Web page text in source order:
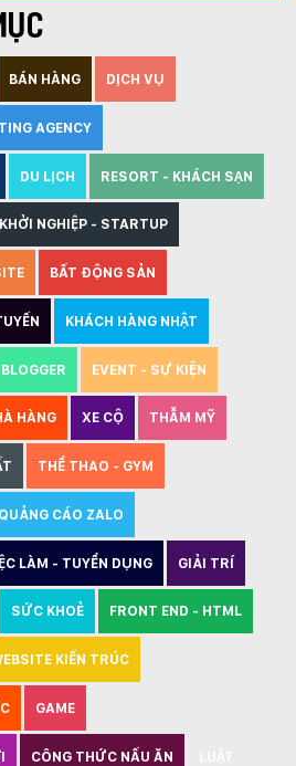
BÁN HÀNG DỊCH VỤ
AGENCY
DU LỊCH RESORT - KHÁCH SẠN
KHỞI NGHIỆP - STARTUP
BẤT ĐỘNG SẢN
KHÁCH HÀNG NHẬT
BLOGGER EVENT - SỰ KIỆN
HÀNG XE CỘ THẪM MỸ
THỂ THAO - GYM
QUẢNG CÁO ZALO
LÀM - TUYỂN DỤNG GIẢI TRÍ
SỨC KHOẺ FRONT END - HTML
KIẾN TRÚC
GAME
CÔNG THỨC NẤU ĂN